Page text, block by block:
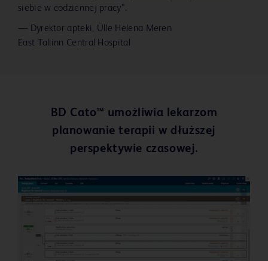
siebie w codziennej pracy”.
— Dyrektor apteki, Ülle Helena Meren
East Tallinn Central Hospital
BD Cato™ umożliwia lekarzom
planowanie terapii w dłuższej
perspektywie czasowej.